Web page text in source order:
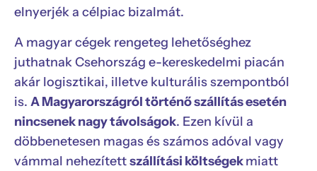
elnyerjék a célpiac bizalmát.
A magyar cégek rengeteg lehetőséghez
juthatnak Csehország e-kereskedelmi piacán
akár logisztikai, illetve kulturális szempontból
is. A Magyarországról történő szállítás esetén
nincsenek nagy távolságok. Ezen kívül a
döbbenetesen magas és számos adóval vagy
vámmal nehezítettszállítási költségekmiatt